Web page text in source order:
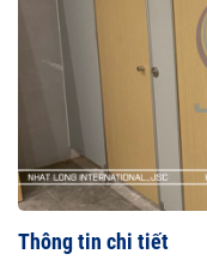
Thông tin chi tiết